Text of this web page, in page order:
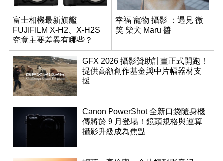
富士相機最新旗艦
FUJIFILM X-H2、X-H2S
究竟主要差異有哪些？
幸福 寵物 攝影 ：遇見 微
笑 柴犬 Maru 醬
GFX 2026 攝影贊助計畫正式開跑！
提供高額創作基金與中片幅器材支
援
Canon PowerShot 全新口袋隨身機
傳將於 9 月登場！鏡頭規格與運算
攝影升級成為焦點